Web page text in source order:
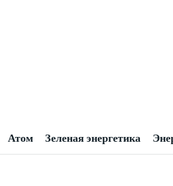
Атом Зеленая энергетика